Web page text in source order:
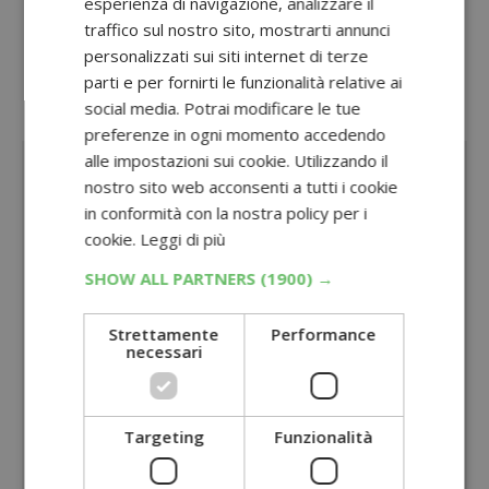
alimentari
Oppure, visita la sezione dedicata a tutti
concorsi con acquisto
Sponsorizzato:
traffico sul nostro sito, mostrarti annunci
personalizzati sui siti internet di terze
parti e per fornirti le funzionalità relative ai
social media. Potrai modificare le tue
preferenze in ogni momento accedendo
alle impostazioni sui cookie. Utilizzando il
nostro sito web acconsenti a tutti i cookie
in conformità con la nostra policy per i
cookie. Leggi di più
SHOW ALL PARTNERS (1900) →
Strettamente
necessari
Performance
Targeting Funzionalità